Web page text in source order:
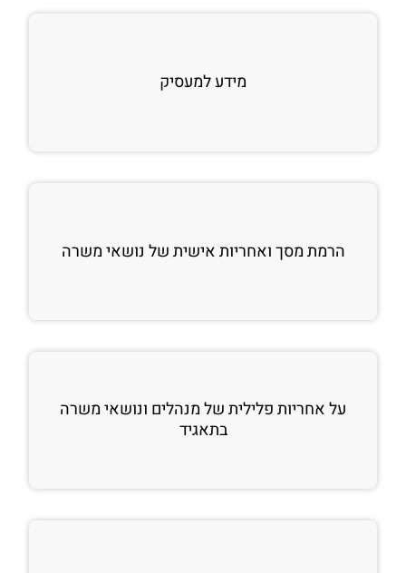
מידע למעסיק
הרמת מסך ואחריות אישית של נושאי משרה
על אחריות פלילית של מנהלים ונושאי משרה
בתאגיד